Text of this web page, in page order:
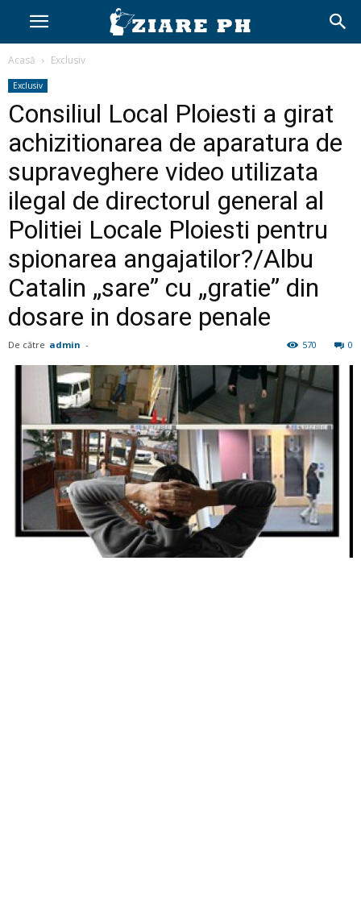
Acasă Exclusiv
Exclusiv
Consiliul Local Ploiesti a girat
achizitionarea de aparatura de
supraveghere video utilizata
ilegal de directorul general al
Politiei Locale Ploiesti pentru
spionarea angajatilor?/Albu
Catalin „sare” cu „gratie” din
dosare in dosare penale
De către admin - 0
570